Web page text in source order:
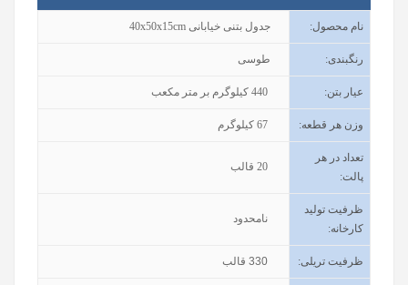
نام محصول: جدول بتنی خیابانی 40x50x15cm
رنگبندی: طوسی
عیار بتن:
440 کیلوگرم بر متر مکعب
وزن هر قطعه:
67 کیلوگرم
تعداد در هر
پالت:
20 قالب
ظرفیت تولید
کارخانه:
نامحدود
ظرفیت تریلی: